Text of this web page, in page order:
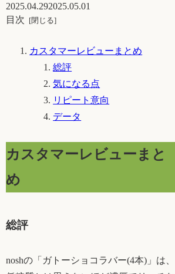
2025.04.292025.05.01
目次
カスタマーレビューまとめ
総評
気になる点
リピート意向
データ
カスタマーレビューまと
め
総評
noshの「ガトーショコラバー(4本)」は、